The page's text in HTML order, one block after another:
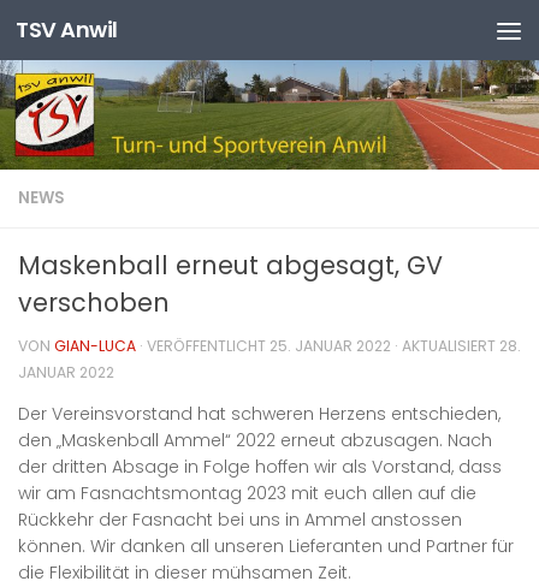
Zum Inhalt springen
TSV Anwil
NEWS
Maskenball erneut abgesagt, GV
verschoben
VON GIAN-LUCA · VERÖFFENTLICHT 25. JANUAR 2022 · AKTUALISIERT 28.
JANUAR 2022
Der Vereinsvorstand hat schweren Herzens entschieden,
den „Maskenball Ammel“ 2022 erneut abzusagen. Nach
der dritten Absage in Folge hoffen wir als Vorstand, dass
wir am Fasnachtsmontag 2023 mit euch allen auf die
Rückkehr der Fasnacht bei uns in Ammel anstossen
können. Wir danken all unseren Lieferanten und Partner für
die Flexibilität in dieser mühsamen Zeit.